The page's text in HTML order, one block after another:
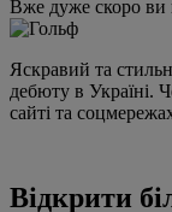
Вже дуже скоро ви
Яскравий та
дебюту в Україні.
сайті та
Відкрити